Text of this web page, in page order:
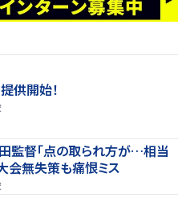
供開始！
田監督「点の取られ方が…相当
会無失策も痛恨ミス